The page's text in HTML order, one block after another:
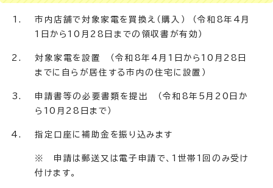
市内店舗で対象家電を買換え（購入） （令和8年4月
1日から10月28日までの領収書が有効）
対象家電を設置 （令和8年4月1日から10月28日
までに自らが居住する市内の住宅に設置）
申請書等の必要書類を提出 （令和8年5月20日か
ら10月28日まで）
指定口座に補助金を振り込みます
※ 申請は郵送又は電子申請で、1世帯1回のみ受け
付けます。